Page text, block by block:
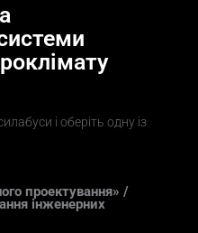
і оберіть одну із
проектування» /
інженерних